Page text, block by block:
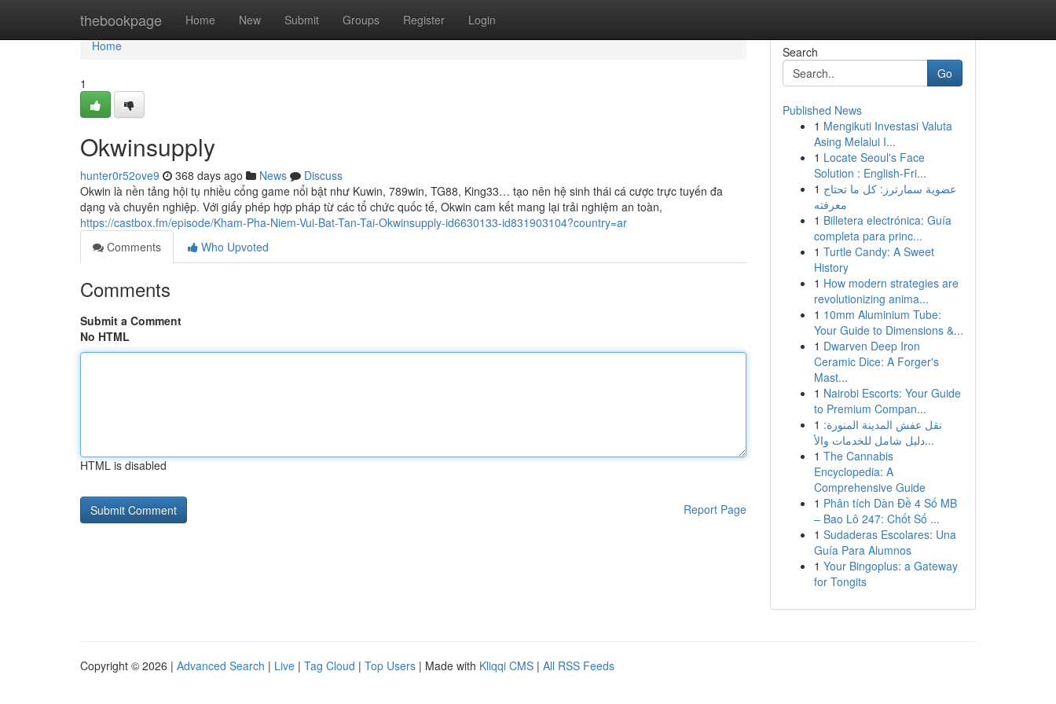
thebookpage Home New Submit Groups Register Login
Home
Home
1
Okwinsupply
hunter0r52ove9 368 days ago News
Discuss
Okwin là nền tảng hội tụ nhiều cổng game nổi bật như Kuwin, 789win, TG88, King33… tạo nên hệ sinh thái cá cược trực tuyến đa
dạng và chuyên nghiệp. Với giấy phép hợp pháp từ các tổ chức quốc tế, Okwin cam kết mang lại trải nghiệm an toàn,
https://castbox.fm/episode/Kham-Pha-Niem-Vui-Bat-Tan-Tai-Okwinsupply-id6630133-id831903104?country=ar
Comments
Who Upvoted
Comments
Submit a Comment
No HTML
HTML is disabled
Report Page
Search
Go
Published News
1 Mengikuti Investasi Valuta
Asing Melalui I...
1 Locate Seoul's Face
Solution : English-Fri...
1 عضوية سمارترز: كل ما تحتاج
معرفته
1 Billetera electrónica: Guía
completa para princ...
1 Turtle Candy: A Sweet
History
1 How modern strategies are
revolutionizing anima...
1 10mm Aluminium Tube:
Your Guide to Dimensions &...
1 Dwarven Deep Iron
Ceramic Dice: A Forger's
Mast...
1 Nairobi Escorts: Your Guide
to Premium Compan...
1 نقل عفش المدينة المنورة:
دليل شامل للخدمات والأ...
1 The Cannabis
Encyclopedia: A
Comprehensive Guide
1 Phân tích Dàn Đề 4 Số MB
– Bao Lô 247: Chốt Số ...
1 Sudaderas Escolares: Una
Guía Para Alumnos
1 Your Bingoplus: a Gateway
for Tongits
Copyright © 2026 | Advanced Search | Live | Tag Cloud | Top Users | Made with Kliqqi CMS | All RSS Feeds